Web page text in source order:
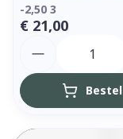
-2,50 3
€ 21,00
Bestel